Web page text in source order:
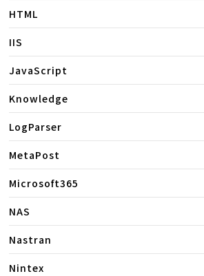
HTML
IIS
JavaScript
Knowledge
LogParser
MetaPost
Microsoft365
NAS
Nastran
Nintex